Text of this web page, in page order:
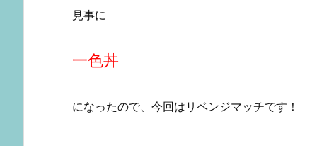
見事に
一色丼
になったので、今回はリベンジマッチです！